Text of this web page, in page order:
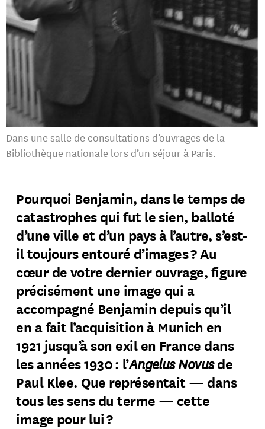
Dans une salle de consultations d’ouvrages de la
Bibliothèque nationale lors d’un séjour à Paris.
Pourquoi Benjamin, dans le temps de
catastrophes qui fut le sien, balloté
d’une ville et d’un pays à l’autre, s’est-
il toujours entouré d’images ? Au
cœur de votre dernier ouvrage, figure
précisément une image qui a
accompagné Benjamin depuis qu’il
en a fait l’acquisition à Munich en
1921 jusqu’à son exil en France dans
les années 1930 : l’Angelus Novusde
Paul Klee. Que représentait — dans
tous les sens du terme — cette
image pour lui ?